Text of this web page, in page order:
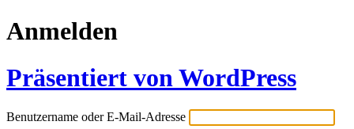
Anmelden
Präsentiert von WordPress
Benutzername oder E-Mail-Adresse